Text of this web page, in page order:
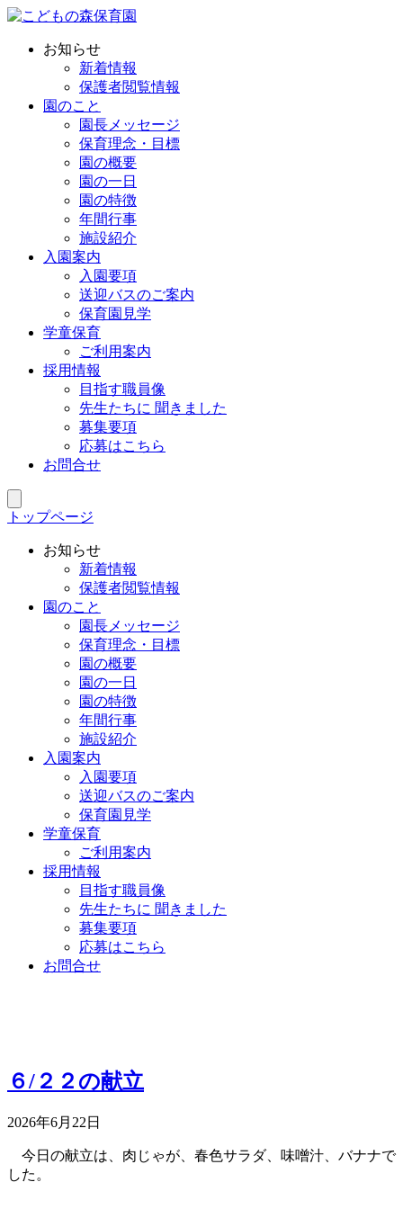
お知らせ
新着情報
保護者閲覧情報
園のこと
園長メッセージ
保育理念・目標
園の概要
園の一日
園の特徴
年間行事
施設紹介
入園案内
入園要項
送迎バスのご案内
保育園見学
学童保育
ご利用案内
採用情報
目指す職員像
先生たちに 聞きました
募集要項
応募はこちら
お問合せ
トップページ
お知らせ
新着情報
保護者閲覧情報
園のこと
園長メッセージ
保育理念・目標
園の概要
園の一日
園の特徴
年間行事
施設紹介
入園案内
入園要項
送迎バスのご案内
保育園見学
学童保育
ご利用案内
採用情報
目指す職員像
先生たちに 聞きました
募集要項
応募はこちら
お問合せ
６/２２の献立
2026年6月22日
今日の献立は、肉じゃが、春色サラダ、味噌汁、バナナで
した。